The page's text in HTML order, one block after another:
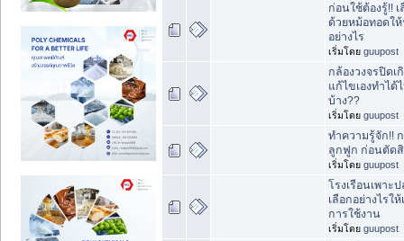
ก่อนใช้ต้องรู้!!
ด้วยหม้อทอดใ
อย่างไร
เริ่มโดย guupost
กล้องวงจรปิด
แก้ไขเองทำได้
บ้าง??
เริ่มโดย guupost
ทำความรู้จัก!!
ลูกฟูก ก่อนตัด
เริ่มโดย guupost
โรงเรือนเพาะ
เลือกอย่างไรใ
การใช้งาน
เริ่มโดย guupost